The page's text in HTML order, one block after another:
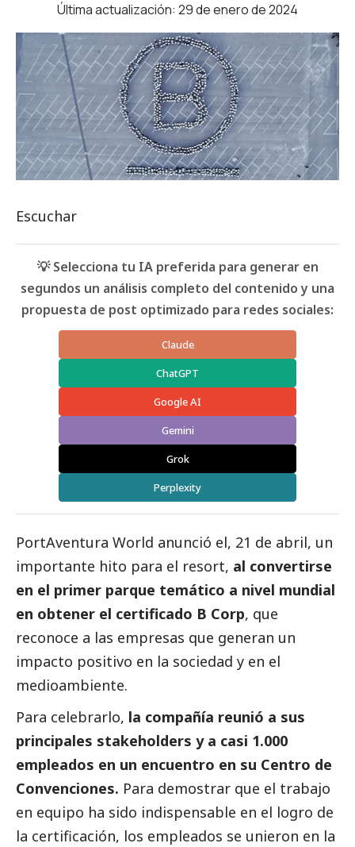
Última actualización: 29 de enero de 2024
Escuchar
💡 Selecciona tu IA preferida para generar en
segundos un análisis completo del contenido y una
propuesta de post optimizado para redes sociales:
Claude
ChatGPT
Google AI
Gemini
Grok
Perplexity
PortAventura World anunció el, 21 de abril, un
importante hito para el resort, al convertirse
en el primer parque temático a nivel mundial
en obtener el certificado B Corp, que
reconoce a las empresas que generan un
impacto positivo en la sociedad y en el
medioambiente.
Para celebrarlo, la compañía reunió a sus
principales stakeholders y a casi 1.000
empleados en un encuentro en su Centro de
Convenciones. Para demostrar que el trabajo
en equipo ha sido indispensable en el logro de
la certificación, los empleados se unieron en la